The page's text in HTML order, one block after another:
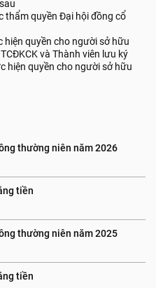
quyền Đại hội đồng cổ
quyền cho người sở hữu
và Thành viên lưu ký
hiện quyền cho người sở hữu
thường niên năm 2026
tiền
thường niên năm 2025
tiền